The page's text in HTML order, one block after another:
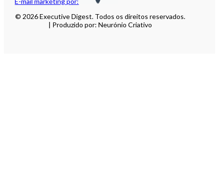
© 2026 Executive Digest. Todos os direitos reservados.
| Produzido por: Neurónio Criativo